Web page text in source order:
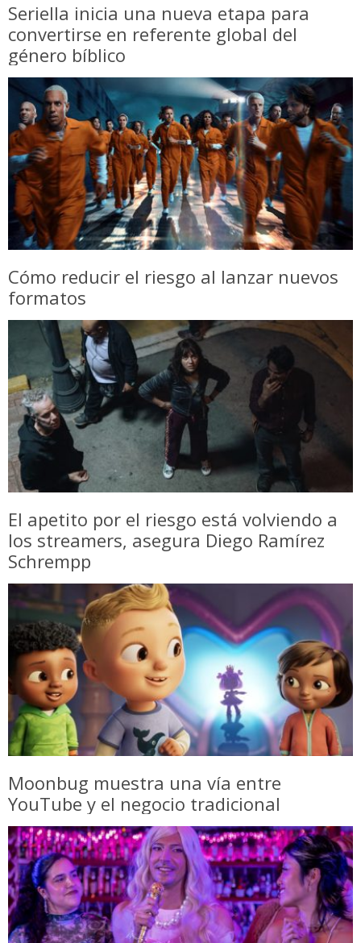
Seriella inicia una nueva etapa para
convertirse en referente global del
género bíblico
Cómo reducir el riesgo al lanzar nuevos
formatos
El apetito por el riesgo está volviendo a
los streamers, asegura Diego Ramírez
Schrempp
Moonbug muestra una vía entre
YouTube y el negocio tradicional